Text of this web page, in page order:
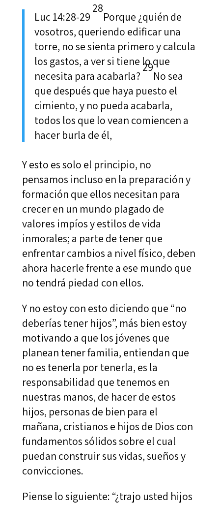
Luc 14:28-29
28
Porque ¿quién de
vosotros, queriendo edificar una
torre, no se sienta primero y calcula
los gastos, a ver si tiene lo que
necesita para acabarla?
29
No sea
que después que haya puesto el
cimiento, y no pueda acabarla,
todos los que lo vean comiencen a
hacer burla de él,
Y esto es solo el principio, no
pensamos incluso en la preparación y
formación que ellos necesitan para
crecer en un mundo plagado de
valores impíos y estilos de vida
inmorales; a parte de tener que
enfrentar cambios a nivel físico, deben
ahora hacerle frente a ese mundo que
no tendrá piedad con ellos.
Y no estoy con esto diciendo que “no
deberías tener hijos”, más bien estoy
motivando a que los jóvenes que
planean tener familia, entiendan que
no es tenerla por tenerla, es la
responsabilidad que tenemos en
nuestras manos, de hacer de estos
hijos, personas de bien para el
mañana, cristianos e hijos de Dios con
fundamentos sólidos sobre el cual
puedan construir sus vidas, sueños y
convicciones.
Piense lo siguiente: “¿trajo usted hijos